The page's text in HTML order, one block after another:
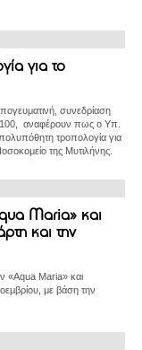
για το
συνεδρίαση
αναφέρουν πως ο Υπ.
τροπολογία για
της Μυτιλήνης.
Maria» και
και την
«Aqua Maria» και
με βάση την